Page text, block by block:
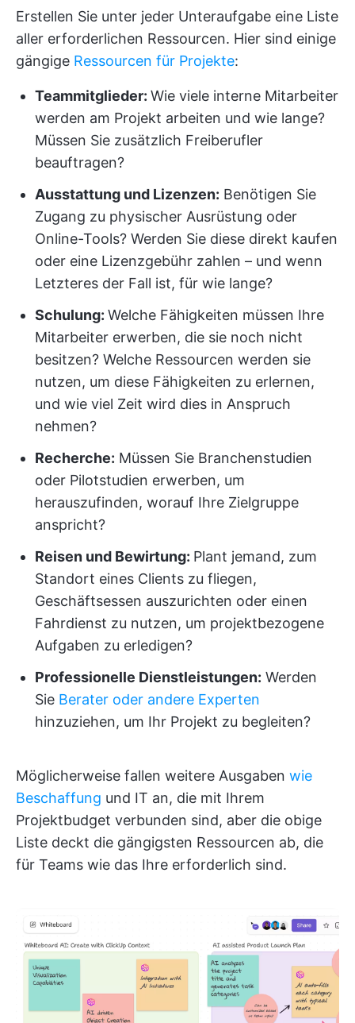
Erstellen Sie unter jeder Unteraufgabe eine Liste
aller erforderlichen Ressourcen. Hier sind einige
gängige Ressourcen für Projekte:
Teammitglieder: Wie viele interne Mitarbeiter
werden am Projekt arbeiten und wie lange?
Müssen Sie zusätzlich Freiberufler
beauftragen?
Ausstattung und Lizenzen: Benötigen Sie
Zugang zu physischer Ausrüstung oder
Online-Tools? Werden Sie diese direkt kaufen
oder eine Lizenzgebühr zahlen – und wenn
Letzteres der Fall ist, für wie lange?
Schulung: Welche Fähigkeiten müssen Ihre
Mitarbeiter erwerben, die sie noch nicht
besitzen? Welche Ressourcen werden sie
nutzen, um diese Fähigkeiten zu erlernen,
und wie viel Zeit wird dies in Anspruch
nehmen?
Recherche: Müssen Sie Branchenstudien
oder Pilotstudien erwerben, um
herauszufinden, worauf Ihre Zielgruppe
anspricht?
Reisen und Bewirtung: Plant jemand, zum
Standort eines Clients zu fliegen,
Geschäftsessen auszurichten oder einen
Fahrdienst zu nutzen, um projektbezogene
Aufgaben zu erledigen?
Professionelle Dienstleistungen: Werden
Sie Berater oder andere Experten
hinzuziehen, um Ihr Projekt zu begleiten?
Möglicherweise fallen weitere Ausgaben wie
Beschaffung und IT an, die mit Ihrem
Projektbudget verbunden sind, aber die obige
Liste deckt die gängigsten Ressourcen ab, die
für Teams wie das Ihre erforderlich sind.